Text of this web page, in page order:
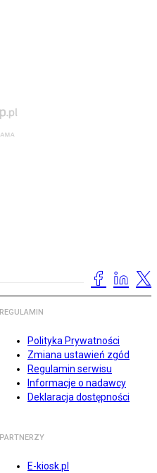
REGULAMIN
Polityka Prywatności
Zmiana ustawień zgód
Regulamin serwisu
Informacje o nadawcy
Deklaracja dostępności
PARTNERZY
E-kiosk.pl